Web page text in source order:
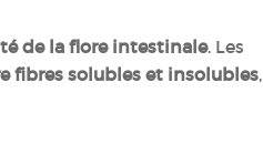
de la flore intestinale. Les
fibres solubles et insolubles,